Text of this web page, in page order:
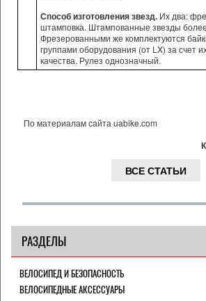
Способ изготовления звезд. Их два:
штамповка. Штампованные звезды
Фрезерованными же комплектуются
группами оборудования (от LX) за счет
качества. Рулез однозначный.
По материалам сайта uabike.com
ВСЕ СТАТЬИ
РАЗДЕЛЫ
ВЕЛОСИПЕД И БЕЗОПАСНОСТЬ
ВЕЛОСИПЕДНЫЕ АКСЕССУАРЫ